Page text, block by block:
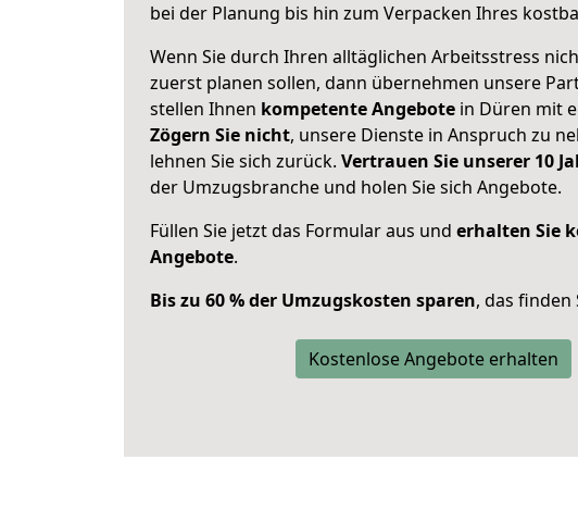
bei der Planung bis hin zum Verpacken Ihres
Wenn Sie durch Ihren alltäglichen Arbeitsstress
zuerst planen sollen, dann übernehmen unsere
stellen Ihnen kompetente Angebote in Düren mit
Zögern Sie nicht, unsere Dienste in Anspruch zu
lehnen Sie sich zurück. Vertrauen Sie unserer 10
der Umzugsbranche und holen Sie sich Angebote.
Füllen Sie jetzt das Formular aus und erhalten Sie
Angebote.
Bis zu 60 % der Umzugskosten sparen, das finden
Kostenlose Angebote erhalten